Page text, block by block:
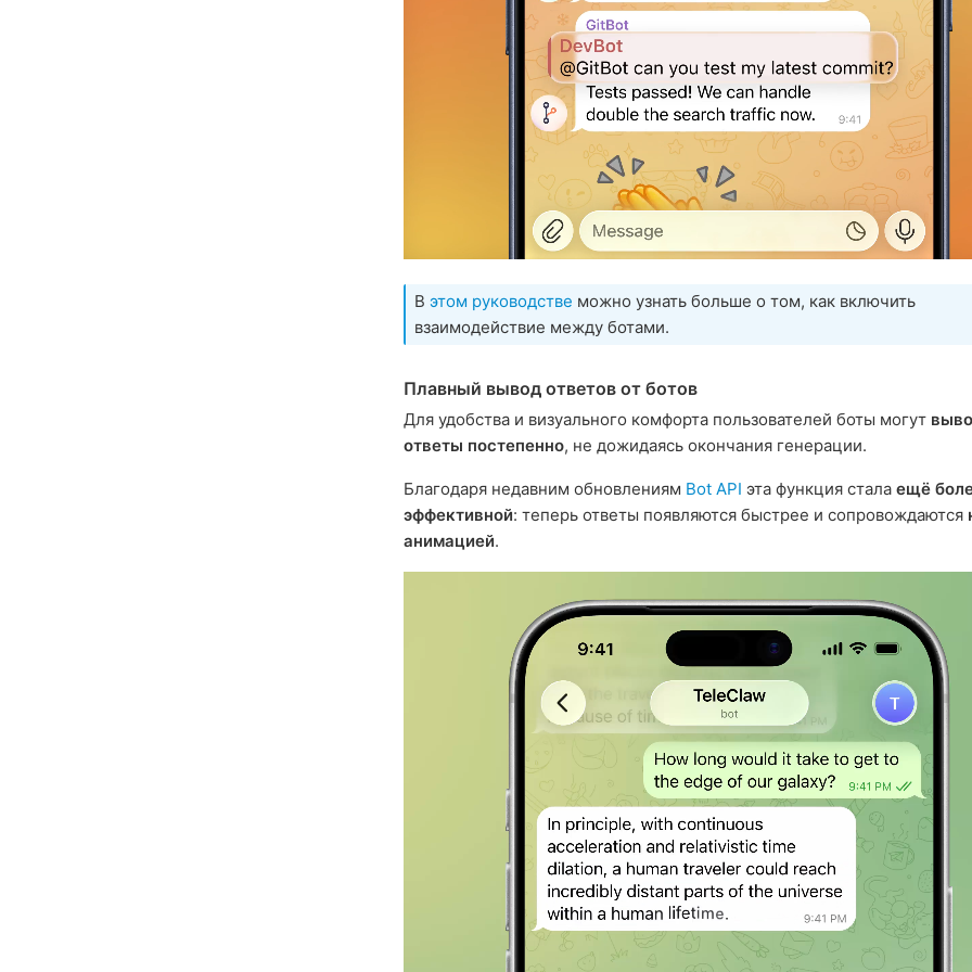
В этом руководстве можно узнать больше о том, как включить
взаимодействие между ботами.
Плавный вывод ответов от ботов
Для удобства и визуального комфорта пользователей боты могут
ответы постепенно, не дожидаясь окончания генерации.
Благодаря недавним обновлениям Bot API эта функция стала ещё
эффективной: теперь ответы появляются быстрее и сопровождаются
анимацией.